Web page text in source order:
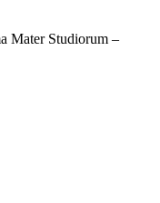
Mater Studiorum –